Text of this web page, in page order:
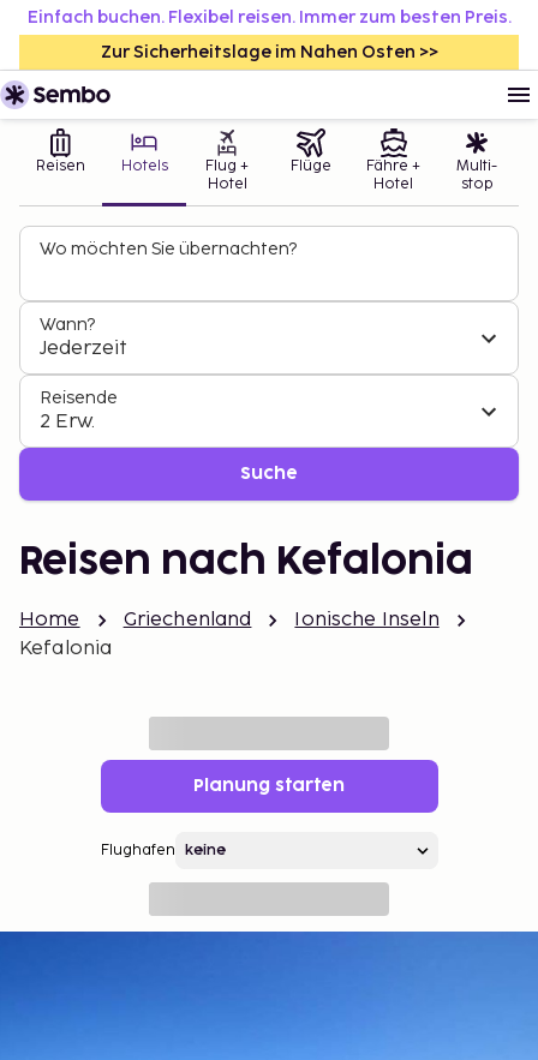
Einfach buchen. Flexibel reisen. Immer zum besten Preis.
Zur Sicherheitslage im Nahen Osten >>
Reisen Hotels
Flug +
Hotel
Flüge
Fähre +
Hotel
Multi-
stop
Wo möchten Sie übernachten?
Wann?
Jederzeit
Reisende
2 Erw.
Suche
Reisen nach Kefalonia
Home Griechenland
Ionische Inseln
Kefalonia
Planung starten
Flughafen